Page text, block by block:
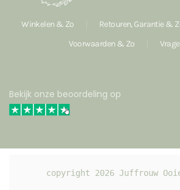
Winkelen & Zo Retouren, Garantie &
Voorwaarden & Zo
Bekijk onze beoordeling op
copyright 2026 Juffrouw